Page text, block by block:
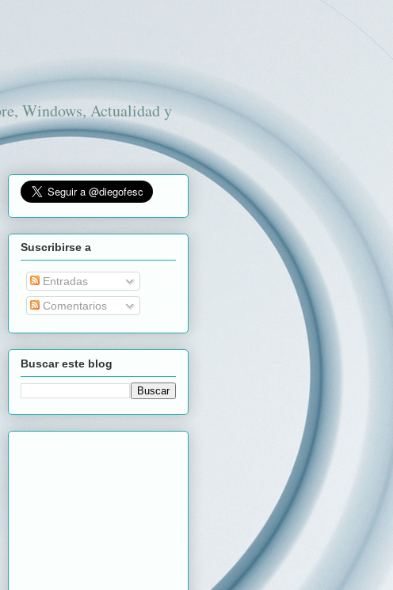
Windows, Actualidad y
Suscribirse a
Entradas
Comentarios
Buscar este blog